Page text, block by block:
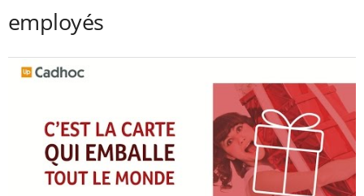
employés